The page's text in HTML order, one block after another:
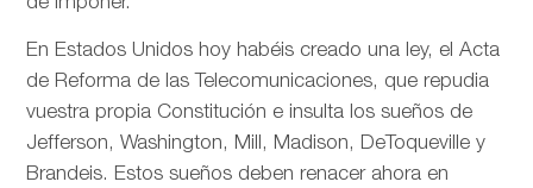
En Estados Unidos hoy habéis creado una ley, el Acta
de Reforma de las Telecomunicaciones, que repudia
vuestra propia Constitución e insulta los sueños de
Jefferson, Washington, Mill, Madison, DeToqueville y
Brandeis. Estos sueños deben renacer ahora en